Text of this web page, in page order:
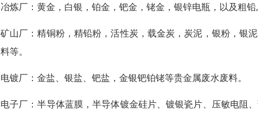
冶炼厂：黄金，白银，铂金，钯金，铑金，银锌电瓶，以及粗铅
矿山厂：精铜粉，精铅粉，活性炭，载金炭，炭泥，银粉，银
料等。
电镀厂：金盐、银盐、钯盐，金银钯铂铑等贵金属废水废料。
电子厂：半导体蓝膜，半导体镀金硅片、镀银瓷片、压敏电阻